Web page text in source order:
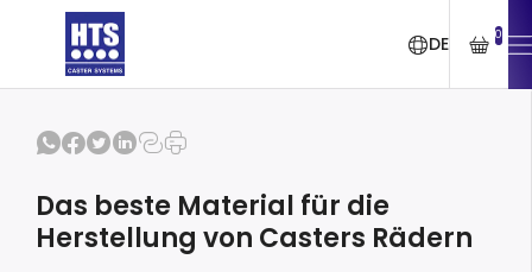
DE 0
Das beste Material für die
Herstellung von Casters Rädern